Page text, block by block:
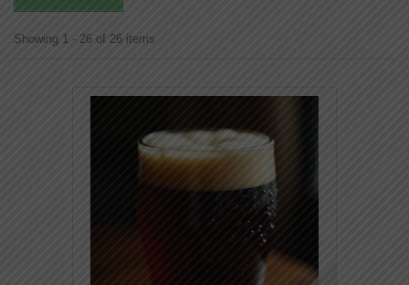
Showing 1 - 26 of 26 items